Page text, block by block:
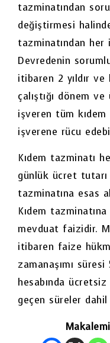
tazminatından
değiştirmesi
tazminatından her
Devredenin
itibaren 2 yıldır
çalıştığı dönem
işveren tüm
işverene rücu
Kıdem tazminatı
günlük ücret tutarı
tazminatına esas
Kıdem
mevduat faizidir.
itibaren faize
zamanaşımı süresi
hesabında
geçen süreler